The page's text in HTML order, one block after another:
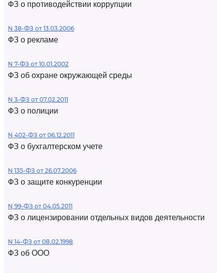
ФЗ о противодействии коррупции
N 38-ФЗ от 13.03.2006
ФЗ о рекламе
N 7-ФЗ от 10.01.2002
ФЗ об охране окружающей среды
N 3-ФЗ от 07.02.2011
ФЗ о полиции
N 402-ФЗ от 06.12.2011
ФЗ о бухгалтерском учете
N 135-ФЗ от 26.07.2006
ФЗ о защите конкуренции
N 99-ФЗ от 04.05.2011
ФЗ о лицензировании отдельных видов деятельности
N 14-ФЗ от 08.02.1998
ФЗ об ООО